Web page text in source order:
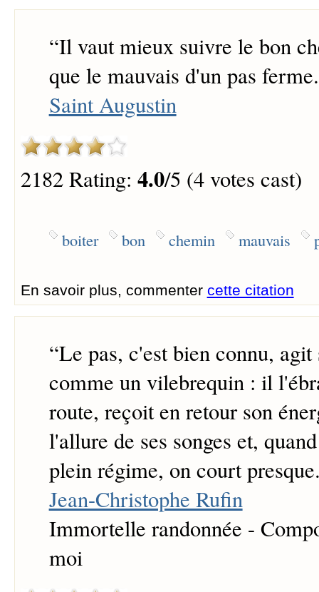
“Il vaut mieux suivre le bon
que le mauvais d'un pas ferme.
Saint Augustin
2182 Rating: 4.0/5 (4 votes cast)
boiter bon chemin mauvais
En savoir plus, commenter cette citation
“Le pas, c'est bien connu, agit
comme un vilebrequin : il
route, reçoit en retour son
l'allure de ses songes et,
plein régime, on court presque.
Jean-Christophe Rufin
Immortelle randonnée -
moi